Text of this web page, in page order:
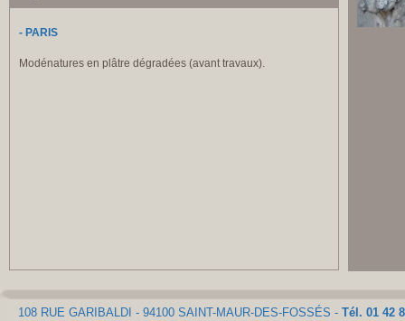
- PARIS
Modénatures en plâtre dégradées (avant travaux).
108 RUE GARIBALDI - 94100 SAINT-MAUR-DES-FOSSÉS - Tél. 01 42